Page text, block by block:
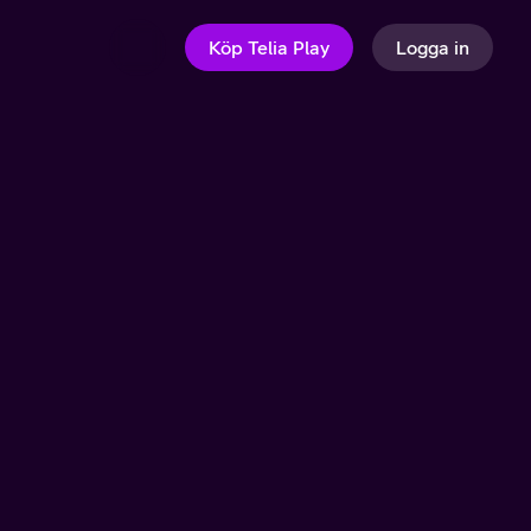
Köp Telia Play Logga in